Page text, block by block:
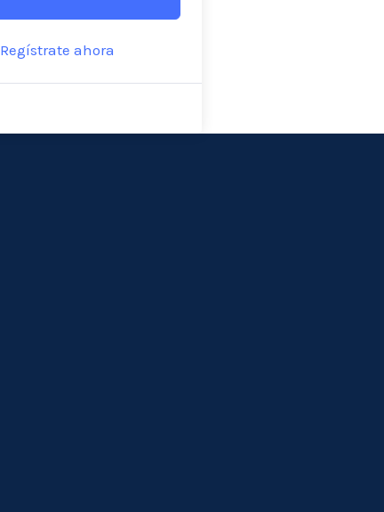
Regístrate ahora